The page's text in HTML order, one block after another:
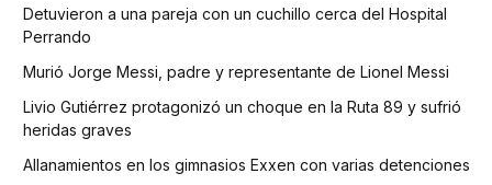
Detuvieron a una pareja con un cuchillo cerca del Hospital
Perrando
Murió Jorge Messi, padre y representante de Lionel Messi
Livio Gutiérrez protagonizó un choque en la Ruta 89 y sufrió
heridas graves
Allanamientos en los gimnasios Exxen con varias detenciones